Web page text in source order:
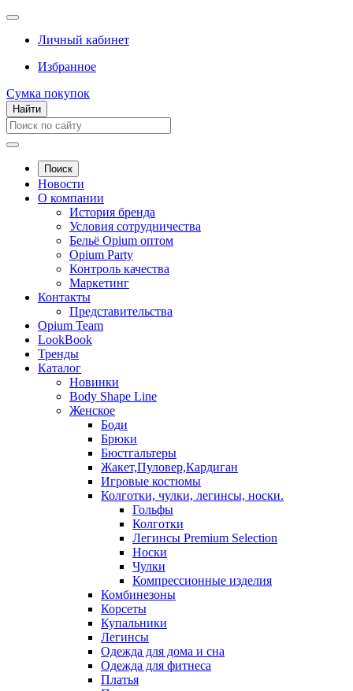
Личный кабинет
Избранное
Сумка покупок
Найти
Поиск
Новости
О компании
История бренда
Условия сотрудничества
Бельё Opium оптом
Opium Party
Контроль качества
Маркетинг
Контакты
Представительства
Opium Team
LookBook
Тренды
Каталог
Новинки
Body Shape Line
Женское
Боди
Брюки
Бюстгальтеры
Жакет,Пуловер,Кардиган
Игровые костюмы
Колготки, чулки, легинсы, носки.
Гольфы
Колготки
Легинсы Premium Selection
Носки
Чулки
Компрессионные изделия
Комбинезоны
Корсеты
Купальники
Легинсы
Одежда для дома и сна
Одежда для фитнеса
Платья